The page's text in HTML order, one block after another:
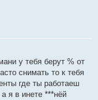
у тебя берут % от
снимать то к тебя
где ты работаеш
я в инете ***нёй